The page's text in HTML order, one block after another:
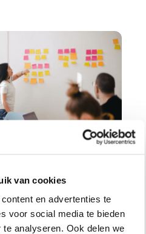
van cookies
en advertenties te
voor social media te bieden
analyseren. Ook delen we
u als Managed
Provider de
uitdagingen?